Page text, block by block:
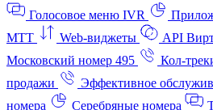
Голосовое меню IVR
МТТ
Web-виджеты
API
Московский номер 495
Кол-
продажи
Эффективное
номера
Серебряные номера